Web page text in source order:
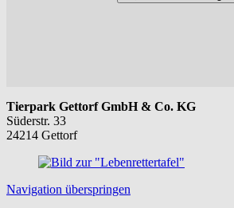
Tierpark Gettorf GmbH & Co. KG
Süderstr. 33
24214 Gettorf
Navigation überspringen